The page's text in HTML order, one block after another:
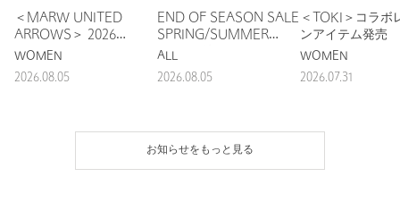
＜MARW UNITED
ARROWS＞ 2026
AUTUMN WINTER
EXHIBITION
WOMEN
2026.08.05
END OF SEASON SALE
SPRING/SUMMER
2026 開催
ALL
2026.08.05
＜TOKI＞コラボ
ンアイテム発売
WOMEN
2026.07.31
お知らせをもっと見る